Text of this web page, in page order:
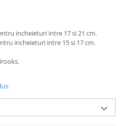
incheieturi intre 17 si 21 cm.
incheieturi intre 15 si 17 cm.